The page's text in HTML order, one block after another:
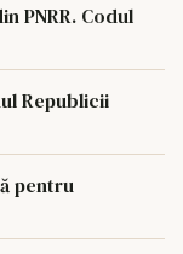
PNRR. Codul
Republicii
pentru